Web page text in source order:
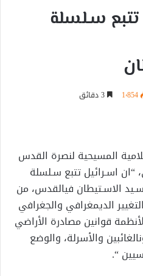
سـلسلة
1٬854
المسيحية لنصرة القدس
“ان اسـرائيل تتبع سـلسلة
الاسـتيطان فيالقدس،من
الديمغرافي والجغرافي
قوانينمصادرة الأراضي
الغائبين والأسرلة، والوضع
“
.